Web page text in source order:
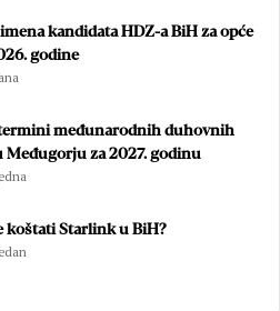
kandidata HDZ-a BiH za opće
godine
međunarodnih duhovnih
Međugorju za 2027. godinu
koštati Starlink u BiH?